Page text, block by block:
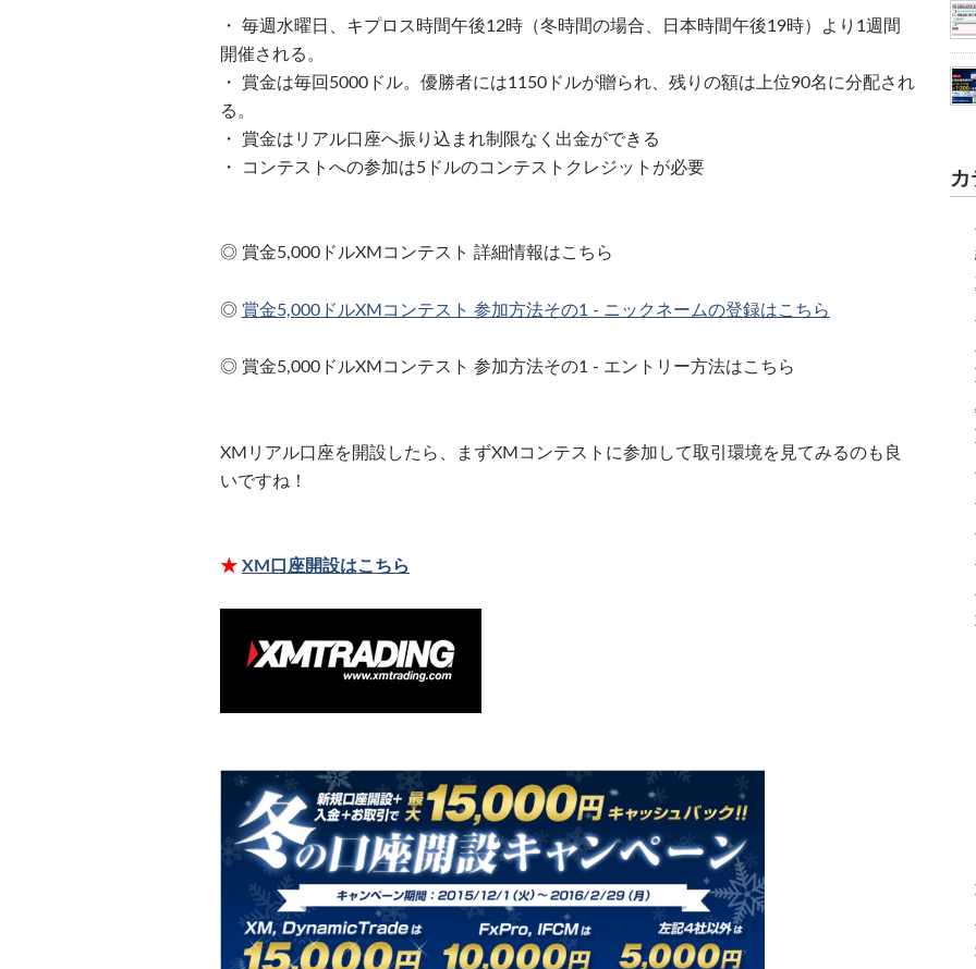
・ 毎週水曜日、キプロス時間午後12時（冬時間の場合、日本時間午後19時）より1週間
開催される。
・ 賞金は毎回5000ドル。優勝者には1150ドルが贈られ、残りの額は上位90名に分配され
る。
・ 賞金はリアル口座へ振り込まれ制限なく出金ができる
・ コンテストへの参加は5ドルのコンテストクレジットが必要
◎ 賞金5,000ドルXMコンテスト 詳細情報はこちら
◎ 賞金5,000ドルXMコンテスト 参加方法その1 - ニックネームの登録はこちら
◎ 賞金5,000ドルXMコンテスト 参加方法その1 - エントリー方法はこちら
XMリアル口座を開設したら、まずXMコンテストに参加して取引環境を見てみるのも良
いですね！
★ XM口座開設はこちら
カ